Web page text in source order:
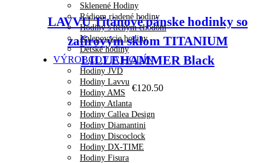
Sklenené Hodiny
Rádiom riadené hodiny
Hodiny s tichým chodom
Nalepovacie hodiny
Detské hodiny
VÝROBCOVIA HODÍN
Hodiny JVD
Hodiny Lavvu
Hodiny AMS
Hodiny Atlanta
Hodiny Callea Design
Hodiny Diamantini
Hodiny Discoclock
Hodiny DX-TIME
Hodiny Fisura
LAVVU Titánové pánske hodinky so
zafírovým sklom TITANIUM
LILLEHAMMER Black
€120.50